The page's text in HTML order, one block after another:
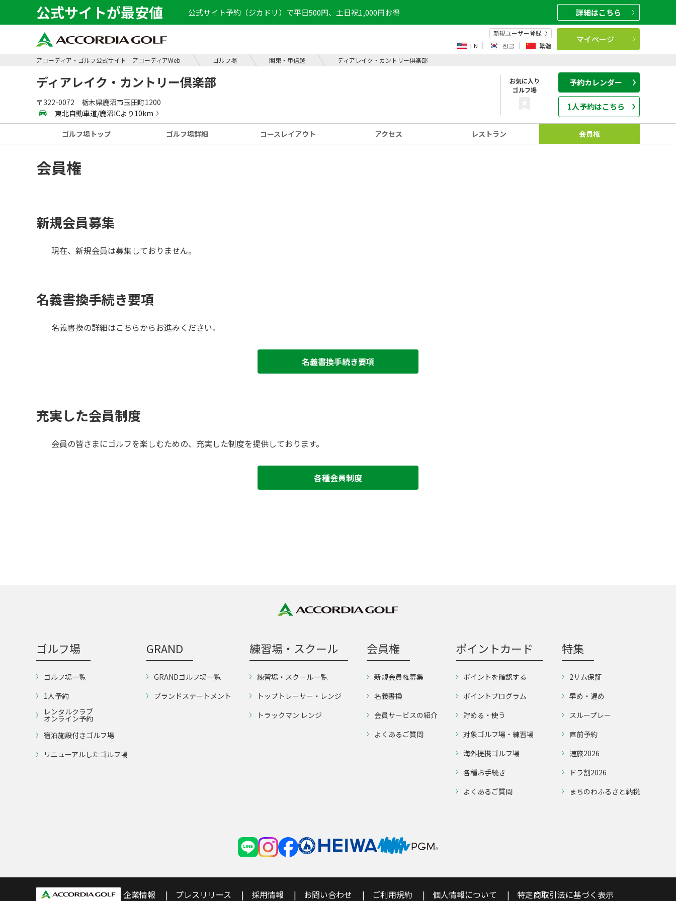
公式サイトが最安値 公式サイト予約（ジカドリ）で平日500円、土日祝1,000円お得 詳細はこちら
新規ユーザー登録
EN
한글 繁體
マイページ
アコーディア・ゴルフ公式サイト アコーディアWeb ゴルフ場 関東・甲信越 ディアレイク・カントリー倶楽部
ディアレイク・カントリー倶楽部
〒322-0072 栃木県鹿沼市玉田町1200
: 東北自動車道/鹿沼ICより10km
お気に入り
ゴルフ場
予約カレンダー
1人予約はこちら
ゴルフ場 トップ ゴルフ場詳細 コース レイアウト アクセス レストラン 会員権
会員権
新規会員募集
現在、新規会員は募集しておりません。
名義書換手続き要項
名義書換の詳細はこちらからお進みください。
名義書換手続き要項
充実した会員制度
会員の皆さまにゴルフを楽しむための、充実した制度を提供しております。
各種会員制度
ゴルフ場
ゴルフ場一覧
1人予約
レンタルクラブ
オンライン予約
宿泊施設付きゴルフ場
リニューアルしたゴルフ場
GRAND
GRANDゴルフ場一覧
ブランドステートメント
練習場・スクール
練習場・スクール一覧
トップトレーサー・レンジ
トラックマン レンジ
会員権
新規会員権募集
名義書換
会員サービスの紹介
よくあるご質問
ポイントカード
ポイントを確認する
ポイントプログラム
貯める・使う
対象ゴルフ場・練習場
海外提携ゴルフ場
各種お手続き
よくあるご質問
特集
2サム保証
早め・遅め
スループレー
直前予約
速旅2026
ドラ割2026
まちのわふるさと納税
企業情報 プレスリリース 採用情報 お問い合わせ ご利用規約 個人情報について 特定商取引法に基づく表示